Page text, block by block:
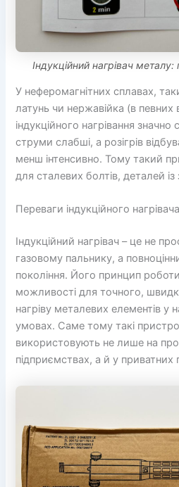
Індукційний нагрівач
У неферомагнітних сплавах,
латунь чи нержавійка (в певних
індукційного нагрівання
струми слабші, а розігрів
менш інтенсивно. Тому такий
для сталевих болтів, деталей із
Переваги індукційного нагрівача
Індукційний нагрівач – це не
газовому пальнику, а
покоління. Його принцип
можливості для точного,
нагріву металевих елементів у
умовах. Саме тому такі
використовують не лише на
підприємствах, а й у